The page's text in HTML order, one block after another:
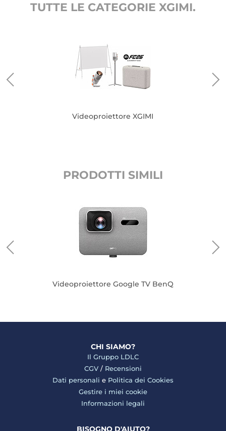
TUTTE LE CATEGORIE XGIMI.
Videoproiettore XGIMI
PRODOTTI SIMILI
Videoproiettore Google TV BenQ
CHI SIAMO?
Il Gruppo LDLC
CGV / Recensioni
Dati personali e Politica dei Cookies
Gestire i miei cookie
Informazioni legali
BISOGNO D'AIUTO?